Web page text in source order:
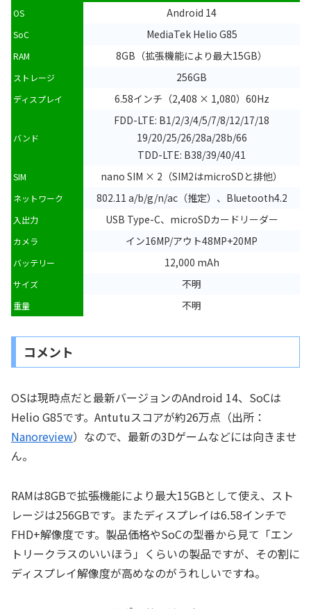
OS Android 14
SoC MediaTek Helio G85
RAM 8GB（拡張機能により最大15GB）
ストレージ 256GB
ディスプレイ 6.58インチ（2,408 × 1,080）60Hz
バンド
FDD-LTE: B1/2/3/4/5/7/8/12/17/18
19/20/25/26/28a/28b/66
TDD-LTE: B38/39/40/41
SIM nano SIM × 2（SIM2はmicroSDと排他）
ネットワーク 802.11 a/b/g/n/ac（推定）、Bluetooth4.2
入出力 USB Type-C、microSDカードリーダー
カメラ イン16MP/アウト48MP+20MP
バッテリー 12,000 mAh
サイズ 不明
重量 不明
コメント
OSは現時点だと最新バージョンのAndroid 14、SoCは
Helio G85です。Antutuスコアが約26万点（出所：
Nanoreview）なので、最新の3Dゲームなどには向きませ
ん。
RAMは8GBで拡張機能により最大15GBとして使え、スト
レージは256GBです。またディスプレイは6.58インチで
FHD+解像度です。製品価格やSoCの型番から見て「エン
トリークラスのいいほう」くらいの製品ですが、その割に
ディスプレイ解像度が高めなのがうれしいですね。